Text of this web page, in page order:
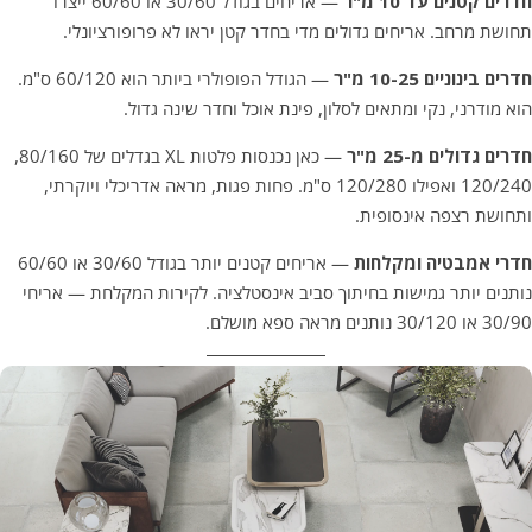
תחושת מרחב. אריחים גדולים מדי בחדר קטן יראו לא פרופורציונלי.
חדרים בינוניים 10-25 מ"ר
— הגודל הפופולרי ביותר הוא 60/120 ס"מ.
הוא מודרני, נקי ומתאים לסלון, פינת אוכל וחדר שינה גדול.
חדרים גדולים מ-25 מ"ר
— כאן נכנסות פלטות XL בגדלים של 80/160,
120/240 ואפילו 120/280 ס"מ. פחות פגות, מראה אדריכלי ויוקרתי,
ותחושת רצפה אינסופית.
חדרי אמבטיה ומקלחות
— אריחים קטנים יותר בגודל 30/60 או 60/60
נותנים יותר גמישות בחיתוך סביב אינסטלציה. לקירות המקלחת — אריחי
30/90 או 30/120 נותנים מראה ספא מושלם.